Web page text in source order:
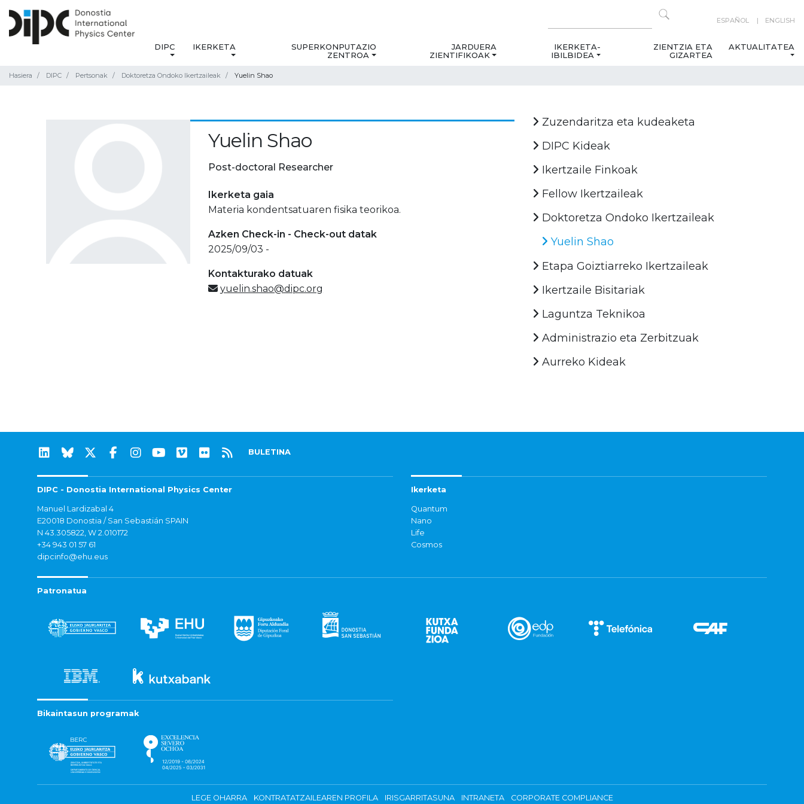
ESPAÑOL ENGLISH
DIPC IKERKETA
SUPERKONPUTAZIO
ZENTROA
JARDUERA
ZIENTIFIKOAK
IKERKETA-
IBILBIDEA
ZIENTZIA ETA
GIZARTEA
AKTUALITATEA
Hasiera DIPC Pertsonak Doktoretza Ondoko Ikertzaileak Yuelin Shao
Yuelin Shao
Post-doctoral Researcher
Ikerketa gaia
Materia kondentsatuaren fisika teorikoa.
Azken Check-in - Check-out datak
2025/09/03 -
Kontakturako datuak
yuelin.shao@dipc.org
Zuzendaritza eta kudeaketa
DIPC Kideak
Ikertzaile Finkoak
Fellow Ikertzaileak
Doktoretza Ondoko Ikertzaileak
Yuelin Shao
Etapa Goiztiarreko Ikertzaileak
Ikertzaile Bisitariak
Laguntza Teknikoa
Administrazio eta Zerbitzuak
Aurreko Kideak
BULETINA
DIPC - Donostia International Physics Center
Manuel Lardizabal 4
E20018 Donostia / San Sebastián SPAIN
N 43.305822, W 2.010172
+34 943 01 57 61
dipcinfo@ehu.eus
Ikerketa
Quantum
Nano
Life
Cosmos
Patronatua
Bikaintasun programak
LEGE OHARRA KONTRATATZAILEAREN PROFILA IRISGARRITASUNA INTRANETA CORPORATE COMPLIANCE